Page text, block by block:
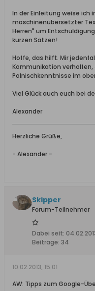
In der Einleitung weise ich
maschinenübersetzter
Herren" um
kurzen Sätzen!
Hoffe, das hilft. Mir
Kommunikation
Polnischkenntnisse im
Viel Glück auch euch bei
Alexander
Herzliche Grüße,
- Alexander -
Skipper
Forum-Teilnehmer
Dabei seit:
Beiträge: 34
10.02.2013, 15:01
AW: Tipps zum Google-